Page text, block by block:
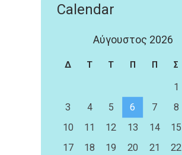
Calendar
Αύγουστος 2026
Δ Τ Τ Π Π Σ
1
3
4 5 6 7 8
10
11 12 13 14 15
17
18 19 20 21 22